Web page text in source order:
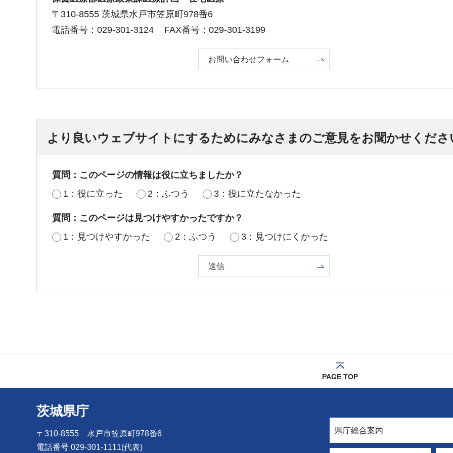
〒310-8555 茨城県水戸市笠原町978番6
電話番号：029-301-3124
FAX番号：029-301-3199
お問い合わせフォーム
より良いウェブサイトにするためにみなさまのご意見をお聞かせくださ
質問：このページの情報は役に立ちましたか？
1：役に立った
2：ふつう 3：役に立たなかった
質問：このページは見つけやすかったですか？
1：見つけやすかった
2：ふつう 3：見つけにくかった
PAGE TOP
茨城県庁
〒310-8555 水戸市笠原町978番6
電話番号 029-301-1111(代表)
県庁総合案内